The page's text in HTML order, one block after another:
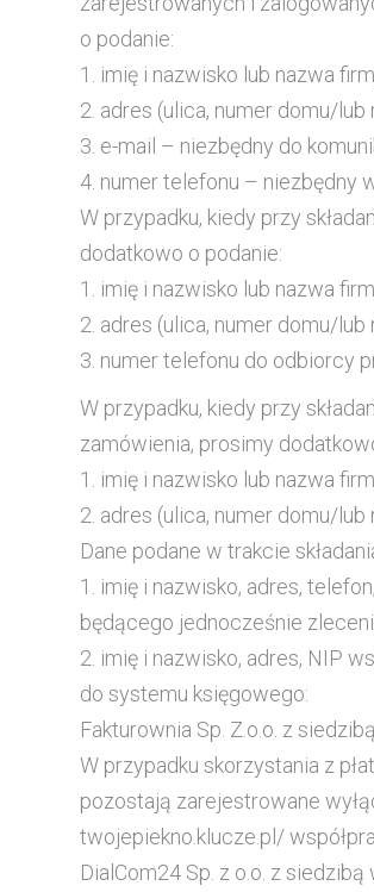
o podanie:
1. imię i nazwisko lub nazwa
2. adres (ulica, numer domu/
3. e-mail – niezbędny do
4. numer telefonu – niezbędny
W przypadku, kiedy przy
dodatkowo o podanie:
1. imię i nazwisko lub nazwa
2. adres (ulica, numer domu/
3. numer telefonu do odbiorcy
W przypadku, kiedy przy
zamówienia, prosimy
1. imię i nazwisko lub nazwa
2. adres (ulica, numer domu/
Dane podane w trakcie
1. imię i nazwisko, adres,
będącego jednocześnie
2. imię i nazwisko, adres, NIP
do systemu księgowego:
Fakturownia Sp. Z.o.o. z
W przypadku skorzystania z
pozostają zarejestrowane
twojepiekno.klucze.pl/
DialCom24 Sp. z o.o. z